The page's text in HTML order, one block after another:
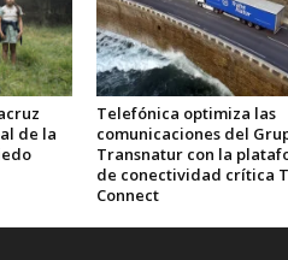
de la
Telefónica optimiza las
comunicaciones del
Transnatur con la
de conectividad crítica
Connect